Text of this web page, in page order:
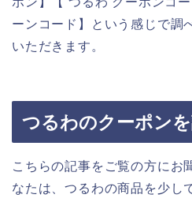
ーンコード】という感じで調
いただきます。
つるわのクーポン
こちらの記事をご覧の方にお
なたは、つるわの商品を少し